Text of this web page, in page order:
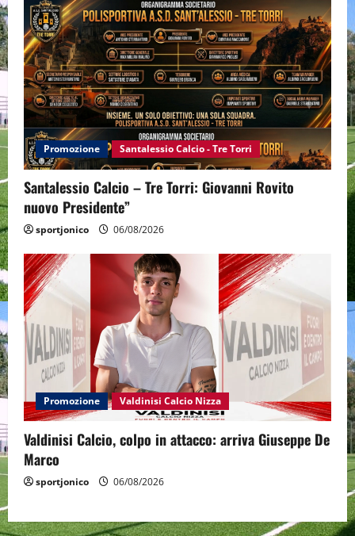
Promozione Santalessio Calcio - Tre Torri
Santalessio Calcio – Tre Torri: Giovanni Rovito
nuovo Presidente”
sportjonico 06/08/2026
Promozione Valdinisi Calcio Nizza
Valdinisi Calcio, colpo in attacco: arriva Giuseppe De
Marco
sportjonico 06/08/2026